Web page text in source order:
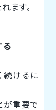
ます。
る
けるに
が重要で